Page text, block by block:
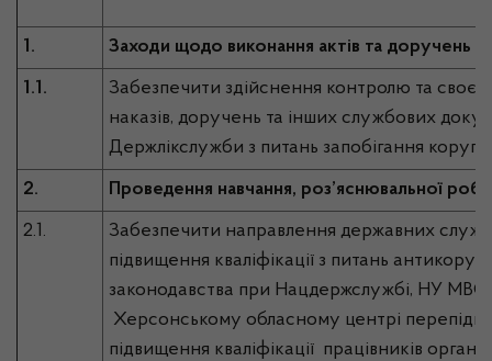
1. Заходи щодо виконання актів та доручень
1.1.
Забезпечити здійснення контролю та
наказів, доручень та інших службових
Держлікслужби з питань запобігання
2. Проведення навчання, роз’яснювальної
2.1.
Забезпечити направлення державних
підвищення кваліфікації з питань
законодавства при Нацдержслужбі, НУ
Херсонському обласному центрі
підвищення кваліфікації працівників